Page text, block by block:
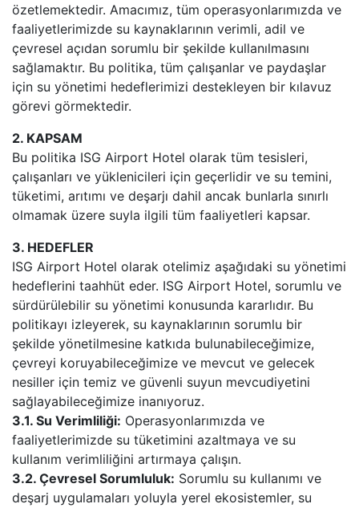
özetlemektedir. Amacımız, tüm operasyonlarımızda ve
faaliyetlerimizde su kaynaklarının verimli, adil ve
çevresel açıdan sorumlu bir şekilde kullanılmasını
sağlamaktır. Bu politika, tüm çalışanlar ve paydaşlar
için su yönetimi hedeflerimizi destekleyen bir kılavuz
görevi görmektedir.
2. KAPSAM
Bu politika ISG Airport Hotel olarak tüm tesisleri,
çalışanları ve yüklenicileri için geçerlidir ve su temini,
tüketimi, arıtımı ve deşarjı dahil ancak bunlarla sınırlı
olmamak üzere suyla ilgili tüm faaliyetleri kapsar.
3. HEDEFLER
ISG Airport Hotel olarak otelimiz aşağıdaki su yönetimi
hedeflerini taahhüt eder. ISG Airport Hotel, sorumlu ve
sürdürülebilir su yönetimi konusunda kararlıdır. Bu
politikayı izleyerek, su kaynaklarının sorumlu bir
şekilde yönetilmesine katkıda bulunabileceğimize,
çevreyi koruyabileceğimize ve mevcut ve gelecek
nesiller için temiz ve güvenli suyun mevcudiyetini
sağlayabileceğimize inanıyoruz.
3.1. Su Verimliliği: Operasyonlarımızda ve
faaliyetlerimizde su tüketimini azaltmaya ve su
kullanım verimliliğini artırmaya çalışın.
3.2. Çevresel Sorumluluk: Sorumlu su kullanımı ve
deşarj uygulamaları yoluyla yerel ekosistemler, su